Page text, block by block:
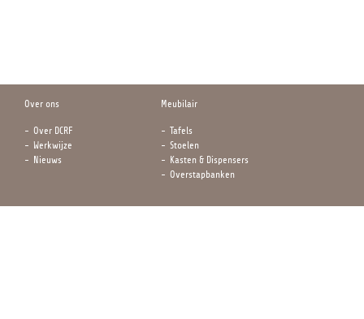
Over ons
Over DCRF
Werkwijze
Nieuws
Meubilair
Tafels
Stoelen
Kasten & Dispensers
Overstapbanken